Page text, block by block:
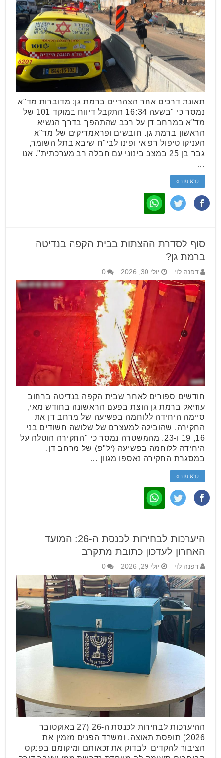
תאונת דרכים אחר הצהריים ברמת גן: מדוברות מד"א
נמסר כי "בשעה 16:34 התקבל דיווח במוקד 101 של
מד"א במרחב דן על רכב שהתהפך בדרך הנשיא
הראשון ברמת גן. חובשים ופראמדיקים של מד"א
העניקו טיפול רפואי ופינו לבי"ח שיבא בתל השומר,
גבר בן 25 במצב בינוני עם חבלה רב מערכתית". אנו
…
קרא עוד »
סוף לסדרת ההצתות בבית הקפה בנדיטה
ברמת גן?
דפנה לוי יולי 30, 2026 0
חודשים ספורים לאחר שבית הקפה בנדיטה ברחוב
עוזיאל ברמת גן הוצת בפעם הראשונה בחודש מאי,
סיימה היחידה ללוחמה בפשיעה של מרחב דן את
החקירה, שהובילה למעצרם של שלושה חשודים בני
16, 19 ו-23. מהמשטרה נמסר כי "החקירה הוטלה על
היחידה ללוחמה בפשיעה (יל"פ) של מרחב דן.
במסגרת החקירה נאספו מגוון …
קרא עוד »
היערכות לבחירות לכנסת ה-26: המועד
האחרון לעדכון כתובת מתקרב
דפנה לוי יולי 29, 2026 0
ההיערכות לבחירות לכנסת ה-26 (27 באוקטובר
2026) תופסת תאוצה, ומשרד הפנים מזמין את
הציבור להקדים ולבדוק את זכאותם ומיקומם בפנקס